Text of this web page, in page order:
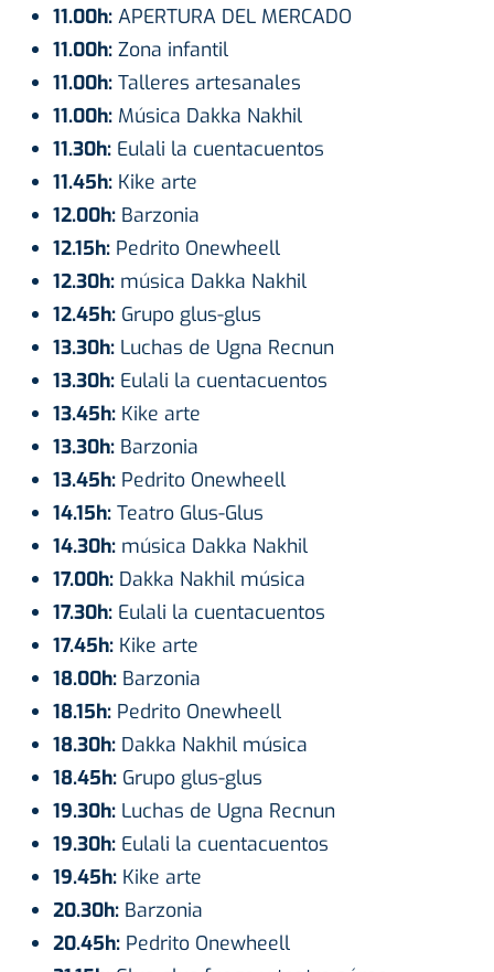
11.00h: APERTURA DEL MERCADO
11.00h: Zona infantil
11.00h: Talleres artesanales
11.00h: Música Dakka Nakhil
11.30h: Eulali la cuentacuentos
11.45h: Kike arte
12.00h: Barzonia
12.15h: Pedrito Onewheell
12.30h: música Dakka Nakhil
12.45h: Grupo glus-glus
13.30h: Luchas de Ugna Recnun
13.30h: Eulali la cuentacuentos
13.45h: Kike arte
13.30h: Barzonia
13.45h: Pedrito Onewheell
14.15h: Teatro Glus-Glus
14.30h: música Dakka Nakhil
17.00h: Dakka Nakhil música
17.30h: Eulali la cuentacuentos
17.45h: Kike arte
18.00h: Barzonia
18.15h: Pedrito Onewheell
18.30h: Dakka Nakhil música
18.45h: Grupo glus-glus
19.30h: Luchas de Ugna Recnun
19.30h: Eulali la cuentacuentos
19.45h: Kike arte
20.30h: Barzonia
20.45h: Pedrito Onewheell